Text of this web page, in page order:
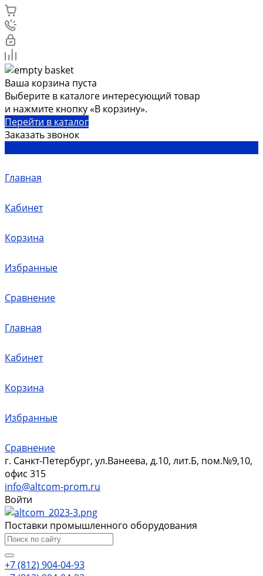
Ваша корзина пуста
Выберите в каталоге интересующий товар
и нажмите кнопку «В корзину».
Перейти в каталог
Заказать звонок
Главная
Кабинет
Корзина
Избранные
Сравнение
Главная
Кабинет
Корзина
Избранные
Сравнение
г. Санкт-Петербург, ул.Ванеева, д.10, лит.Б, пом.№9,10,
офис 315
info@altcom-prom.ru
Войти
Поставки промышленного оборудования
+7 (812) 904-04-93